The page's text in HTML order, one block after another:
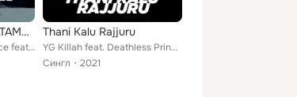
API THAMAI HONDATAMA KALE
Cyrus J, Deathless Prince feat. Lil Lucifer
Thani Kalu Rajjuru
YG Killah feat. Deathless Prince, Killah Pain, VIP Lee, Matt Jay, Junali Shaini, Thila Rome, Shoky Boy, Amila M Wickramasingha, ...
Сингл
2021